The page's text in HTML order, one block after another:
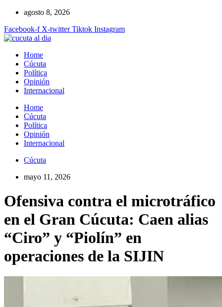
contenido
agosto 8, 2026
Facebook-f X-twitter Tiktok Instagram
Home
Cúcuta
Política
Opinión
Internacional
Home
Cúcuta
Política
Opinión
Internacional
Cúcuta
mayo 11, 2026
Ofensiva contra el microtráfico
en el Gran Cúcuta: Caen alias
“Ciro” y “Piolín” en
operaciones de la SIJIN